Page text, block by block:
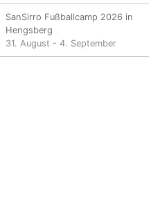
SanSirro Fußballcamp 2026 in
Hengsberg
31. August - 4. September